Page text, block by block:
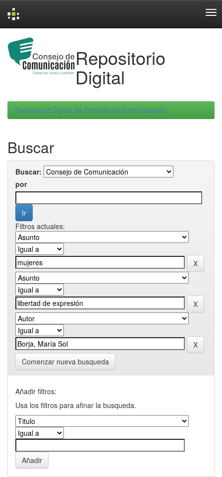
navigation
Repositorio
Digital
Repositorio Digital de Consejo de Comunicacion
Buscar
Buscar:
por
Filtros actuales:
Comenzar nueva busqueda
Añadir filtros:
Usa los filtros para afinar la busqueda.